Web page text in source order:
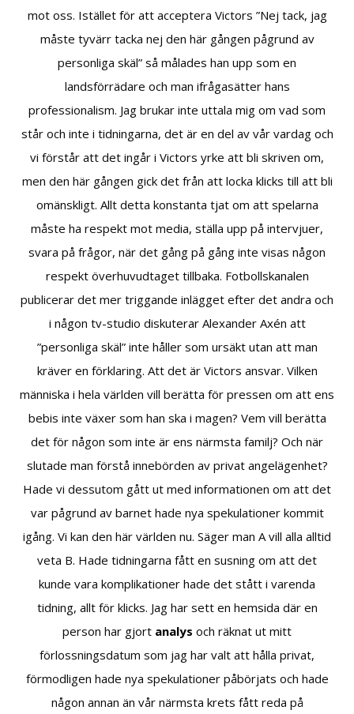
mot oss. Istället för att acceptera Victors ”Nej tack, jag
måste tyvärr tacka nej den här gången pågrund av
personliga skäl” så målades han upp som en
landsförrädare och man ifrågasätter hans
professionalism. Jag brukar inte uttala mig om vad som
står och inte i tidningarna, det är en del av vår vardag och
vi förstår att det ingår i Victors yrke att bli skriven om,
men den här gången gick det från att locka klicks till att bli
omänskligt. Allt detta konstanta tjat om att spelarna
måste ha respekt mot media, ställa upp på intervjuer,
svara på frågor, när det gång på gång inte visas någon
respekt överhuvudtaget tillbaka. Fotbollskanalen
publicerar det mer triggande inlägget efter det andra och
i någon tv-studio diskuterar Alexander Axén att
”personliga skäl” inte håller som ursäkt utan att man
kräver en förklaring. Att det är Victors ansvar. Vilken
människa i hela världen vill berätta för pressen om att ens
bebis inte växer som han ska i magen? Vem vill berätta
det för någon som inte är ens närmsta familj? Och när
slutade man förstå innebörden av privat angelägenhet?
Hade vi dessutom gått ut med informationen om att det
var pågrund av barnet hade nya spekulationer kommit
igång. Vi kan den här världen nu. Säger man A vill alla alltid
veta B. Hade tidningarna fått en susning om att det
kunde vara komplikationer hade det stått i varenda
tidning, allt för klicks. Jag har sett en hemsida där en
person har gjort analys och räknat ut mitt
förlossningsdatum som jag har valt att hålla privat,
förmodligen hade nya spekulationer påbörjats och hade
någon annan än vår närmsta krets fått reda på